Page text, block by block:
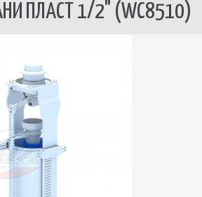
ПЛАСТ 1/2" (WC8510)